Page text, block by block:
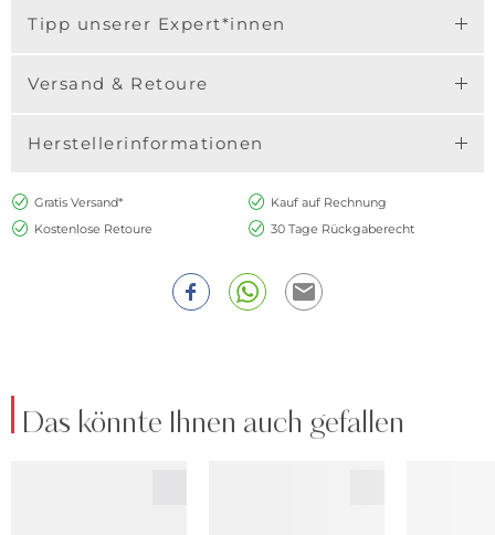
Tipp unserer Expert*innen
Versand & Retoure
Herstellerinformationen
Gratis Versand*
Kauf auf Rechnung
Kostenlose Retoure
30 Tage Rückgaberecht
Das könnte Ihnen auch gefallen